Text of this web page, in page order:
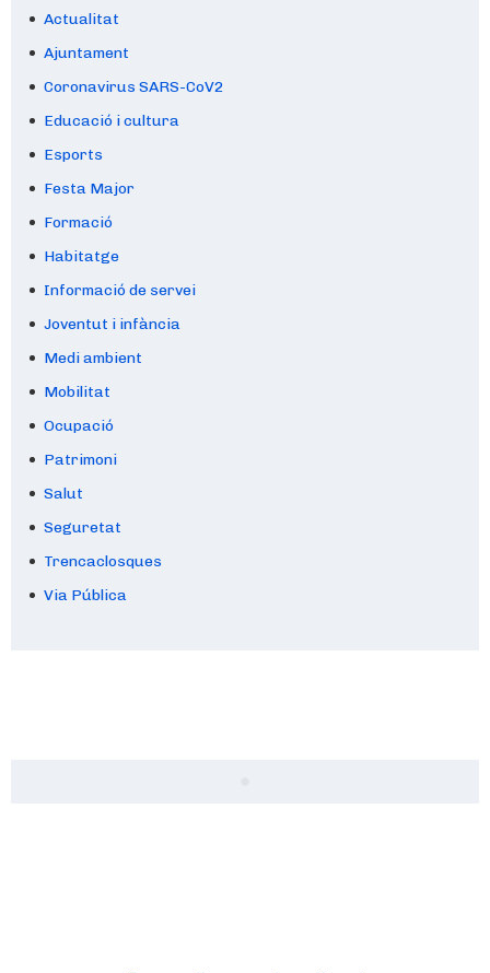
Actualitat
Ajuntament
Coronavirus SARS-CoV2
Educació i cultura
Esports
Festa Major
Formació
Habitatge
Informació de servei
Joventut i infància
Medi ambient
Mobilitat
Ocupació
Patrimoni
Salut
Seguretat
Trencaclosques
Via Pública